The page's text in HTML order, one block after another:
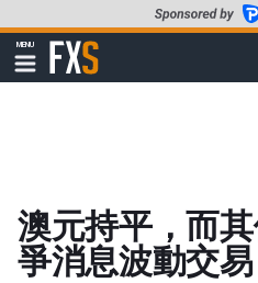
至
要
MENU
顯
示
FXStreet
澳元持平，而
爭消息波動交易